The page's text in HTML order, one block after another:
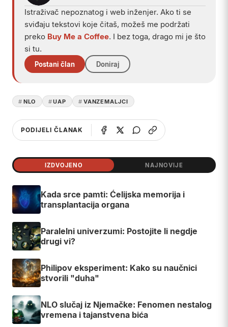
Istraživač nepoznatog i web inženjer. Ako ti se
sviđaju tekstovi koje čitaš, možeš me podržati
preko Buy Me a Coffee. I bez toga, drago mi je što
si tu.
Postani član Doniraj
NLO UAP VANZEMALJCI
PODIJELI ČLANAK
IZDVOJENO NAJNOVIJE
Kada srce pamti: Ćelijska memorija i
transplantacija organa
Paralelni univerzumi: Postojite li negdje
drugi vi?
Philipov eksperiment: Kako su naučnici
stvorili "duha"
NLO slučaj iz Njemačke: Fenomen nestalog
vremena i tajanstvena bića